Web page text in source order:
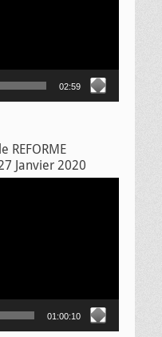
02:59
REFORME
Janvier 2020
01:00:10